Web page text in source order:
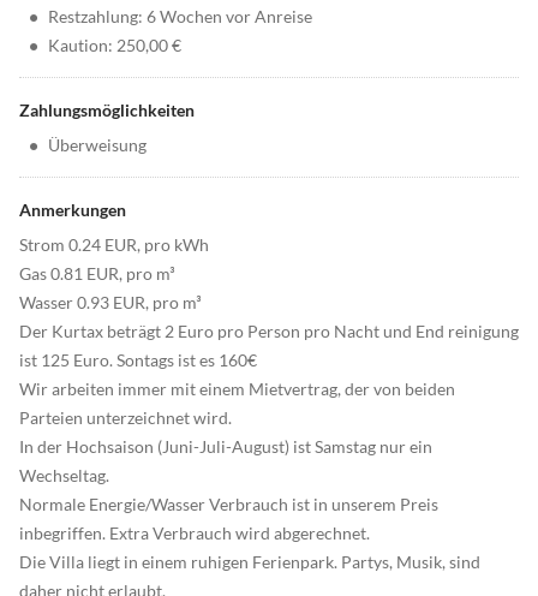
• Restzahlung: 6 Wochen vor Anreise
• Kaution: 250,00 €
Zahlungsmöglichkeiten
• Überweisung
Anmerkungen
Strom 0.24 EUR, pro kWh
Gas 0.81 EUR, pro m³
Wasser 0.93 EUR, pro m³
Der Kurtax beträgt 2 Euro pro Person pro Nacht und End reinigung
ist 125 Euro. Sontags ist es 160€
Wir arbeiten immer mit einem Mietvertrag, der von beiden
Parteien unterzeichnet wird.
In der Hochsaison (Juni-Juli-August) ist Samstag nur ein
Wechseltag.
Normale Energie/Wasser Verbrauch ist in unserem Preis
inbegriffen. Extra Verbrauch wird abgerechnet.
Die Villa liegt in einem ruhigen Ferienpark. Partys, Musik, sind
daher nicht erlaubt.